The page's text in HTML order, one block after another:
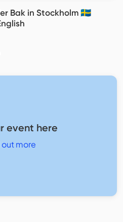
Bak in Stockholm 🇸🇪
event here
out more